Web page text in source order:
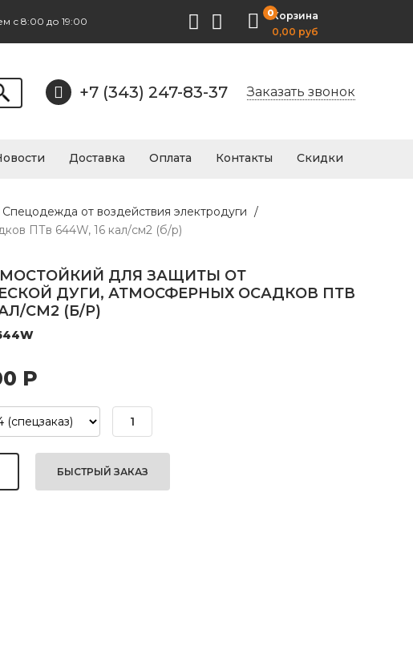
с 8:00 до 19:00
0Корзина
0,00 руб
+7 (343) 247-83-37 Заказать звонок
Доставка Оплата Контакты Скидки
Спецодежда от воздействия электродуги /
ПТв 644W, 16 кал/см2 (б/р)
ДЛЯ ЗАЩИТЫ ОТ
ДУГИ, АТМОСФЕРНЫХ ОСАДКОВ ПТВ
СМ2 (Б/Р)
Р
БЫСТРЫЙ ЗАКАЗ